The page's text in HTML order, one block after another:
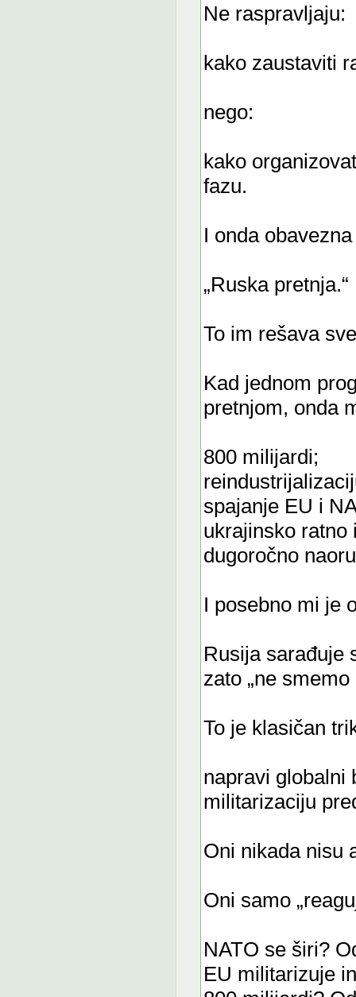
Ne raspravljaju:
kako zaustaviti
nego:
kako
fazu.
I onda
„Ruska pretnja.“
To im rešava
Kad jednom
pretnjom, onda
800 milijardi;
spajanje EU i
ukrajinsko ratno
dugoročno
I posebno mi je
Rusija sarađuje
zato „ne smemo
To je klasičan
napravi globalni
militarizaciju
Oni nikada nisu
Oni samo
NATO se širi?
EU militarizuje